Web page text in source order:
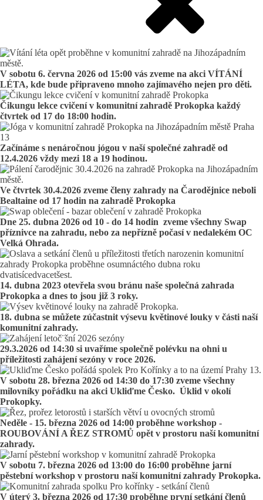
V sobotu 6. června 2026 od 15:00 vás zveme na akci VÍTÁNÍ
LÉTA, kde bude připraveno mnoho zajímavého nejen pro děti.
Čikungu lekce cvičení v komunitní zahradě Prokopka každý
čtvrtek od 17 do 18:00 hodin.
Začínáme s nenáročnou jógou v naší společné zahradě od
12.4.2026 vždy mezi 18 a 19 hodinou.
Ve čtvrtek 30.4.2026 zveme členy zahrady na Čarodějnice neboli
Bealtaine od 17 hodin na zahradě Prokopka
Dne 25. dubna 2026 od 10 - do 14 hodin zveme všechny Swap
příznivce na zahradu, nebo za nepřízně počasí v nedalekém OC
Velká Ohrada.
14. dubna 2023 otevřela svou bránu naše společná zahrada
Prokopka a dnes to jsou již 3 roky.
18. dubna se můžete zúčastnit výsevu květinové louky v části naší
komunitní zahrady.
29.3.2026 od 14:30 si uvaříme společně polévku na ohni u
příležitosti zahájení sezóny v roce 2026.
V sobotu 28. března 2026 od 14:30 do 17:30 zveme všechny
milovníky pořádku na akci Ukliďme Česko. Úklid v okolí
Prokopky.
Neděle - 15. března 2026 od 14:00 proběhne workshop -
ROUBOVÁNÍ A ŘEZ STROMŮ opět v prostoru naší komunitní
zahrady.
V sobotu 7. března 2026 od 13:00 do 16:00 proběhne jarní
pěstební workshop v prostoru naší komunitní zahrady Prokopka.
V úterý 3. března 2026 od 17:30 proběhne první setkání členů